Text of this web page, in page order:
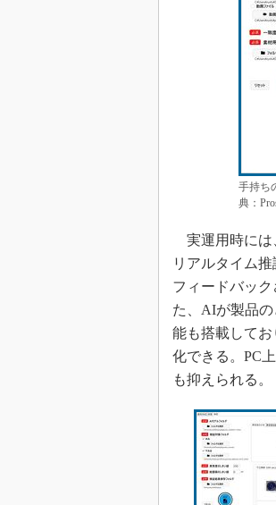
手持ち
典：
実運用時には
リアルタイム
フィードバッ
た、AIが製品
能も搭載して
化できる。PC
も抑えられる。